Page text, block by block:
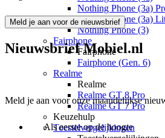
Nothing Phone (3a)
Nothing Phone (3a)
Nothing Phone (3)
Fairphone
Fairphone
Fairphone (Gen. 6)
Realme
Realme
Realme GT 8 Pro
Realme GT 7 Pro
Keuzehulp
Toestelvergelijkingen
Meld je aan voor de nieuwsbrief
Nieuwsbrief Mobiel.nl
Meld je aan voor onze maandelijkse
Als eerste op de hoogte